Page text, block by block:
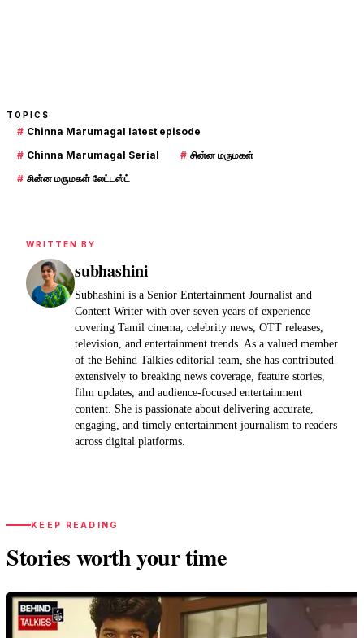
TOPICS
# Chinna Marumagal latest episode
# Chinna Marumagal Serial # சின்ன மருமகள்
# சின்ன மருமகள் லேட்டஸ்ட்
WRITTEN BY
subhashini
Subhashini is a Senior Entertainment Journalist and
Content Writer with over seven years of experience
covering Tamil cinema, celebrity news, OTT releases,
television, and entertainment trends. As a valued member
of the Behind Talkies editorial team, she has contributed
extensively to breaking news coverage, feature stories,
film updates, and audience-focused entertainment
content. She is passionate about delivering accurate,
engaging, and timely entertainment journalism to readers
across digital platforms.
KEEP READING
Stories worth your time